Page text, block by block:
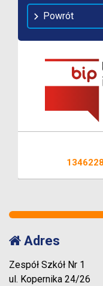
Powrót
1346228
Adres
Zespół Szkół Nr 1
ul. Kopernika 24/26